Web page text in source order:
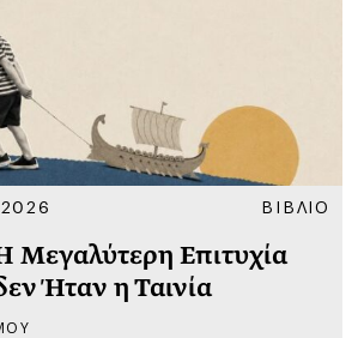
ΒΙΒΛΙΟ
Μεγαλύτερη Επιτυχία
Ήταν η Ταινία